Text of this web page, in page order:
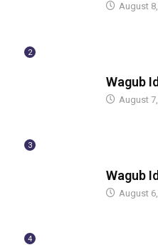
August
2
Wagub
August
3
Wagub
August
4